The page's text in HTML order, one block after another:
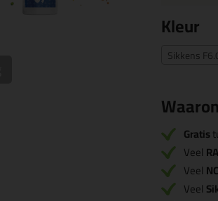
Kleur
Sikkens
Gratis
Veel
Veel
Veel